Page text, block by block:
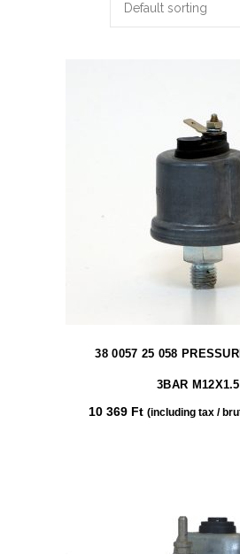
Default sorting
38 0057 25 058
3BAR M12X1.5
10 369 Ft (including tax /